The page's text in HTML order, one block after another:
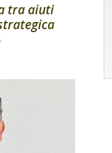
tra aiuti